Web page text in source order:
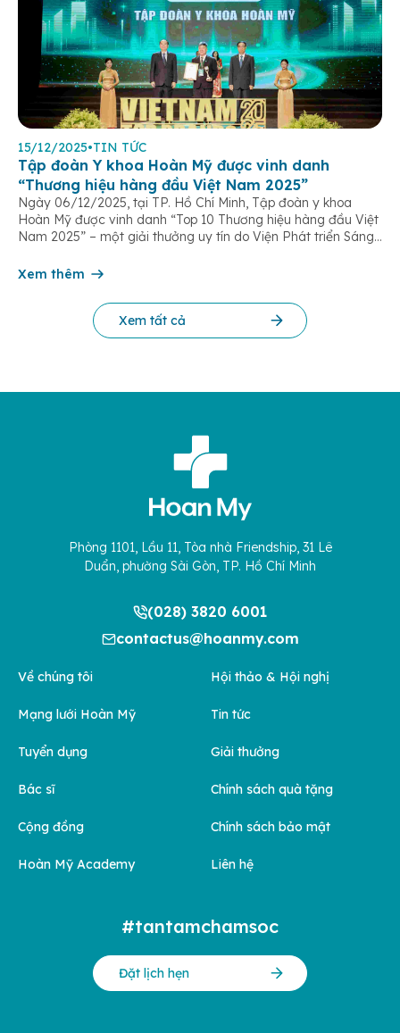
15/12/2025•TIN TỨC
Tập đoàn Y khoa Hoàn Mỹ được vinh danh
“Thương hiệu hàng đầu Việt Nam 2025”
Ngày 06/12/2025, tại TP. Hồ Chí Minh, Tập đoàn y khoa
Hoàn Mỹ được vinh danh “Top 10 Thương hiệu hàng đầu Việt
Nam 2025” – một giải thưởng uy tín do Viện Phát triển Sáng
cứu Phát triển Doanh nghiệp Châu Á […]
Xem thêm
Xem tất cả
Phòng 1101, Lầu 11, Tòa nhà Friendship, 31 Lê
Duẩn, phường Sài Gòn, TP. Hồ Chí Minh
(028) 3820 6001
contactus@hoanmy.com
Về chúng tôi
Mạng lưới Hoàn Mỹ
Tuyển dụng
Bác sĩ
Cộng đồng
Hoàn Mỹ Academy
Hội thảo & Hội nghị
Tin tức
Giải thưởng
Chính sách quà tặng
Chính sách bảo mật
Liên hệ
#tantamchamsoc
Đặt lịch hẹn